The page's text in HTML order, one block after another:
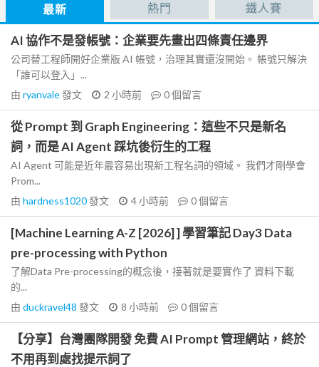
最新 熱門 鐵人賽
AI 協作不是發帳號：企業要先畫出四條責任邊界
公司替工程師開好企業版 AI 帳號，治理其實還沒開始。 帳號只解決
「誰可以登入」...
由 ryanvale發文 2 小時前 0個留言
從 Prompt 到 Graph Engineering：這些不只是新名
詞，而是 AI Agent 踩坑後衍生的工程
AI Agent 可能是近年最容易出現新工程名詞的領域。 我們才剛學會
Prom...
由 hardness1020發文 4 小時前 0個留言
[Machine Learning A-Z [2026] ] 學習筆記 Day3 Data
pre-processing with Python
了解Data Pre-processing的概念後，接著就是要實作了 資料下載
的...
由 duckravel48 發文 8 小時前 0個留言
【分享】台灣團隊開發 免費 AI Prompt 管理網站，終於
不用再到處找提示詞了